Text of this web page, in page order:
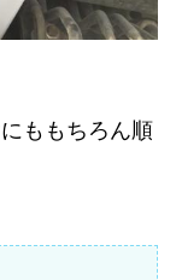
ももちろん順